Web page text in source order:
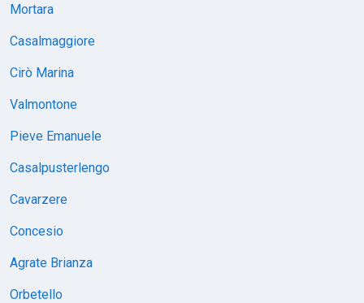
Mortara
Casalmaggiore
Cirò Marina
Valmontone
Pieve Emanuele
Casalpusterlengo
Cavarzere
Concesio
Agrate Brianza
Orbetello